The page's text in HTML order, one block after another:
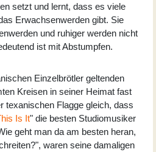
setzt und lernt, dass es viele
Erwachsenwerden gibt. Sie
und ruhiger werden nicht
ist mit Abstumpfen.
Einzelbrötler geltenden
Kreisen in seiner Heimat fast
texanischen Flagge gleich, dass
Is It" die besten Studiomusiker
geht man da am besten heran,
waren seine damaligen